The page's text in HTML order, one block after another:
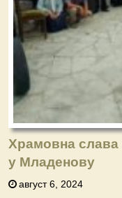
Храмовна слава
у Младенову
август 6, 2024